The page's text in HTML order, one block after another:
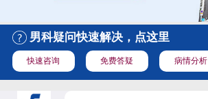
男科疑问快速解决，点这里
快速咨询 免费答疑 病情分析